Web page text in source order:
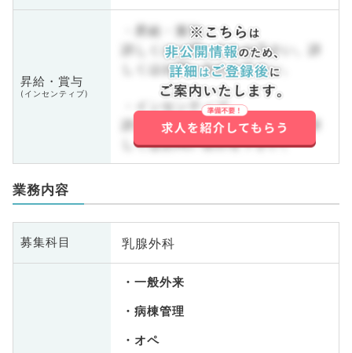
昇給・賞与
(インセンティブ)
・昇給・賞与
詳しくはお問い合わせ下さい。詳
しくはお問い合わせ下さい。
・インセンティブ
詳しくはお問い合わせ下さい。詳
しくはお問い合わせ下さい。
業務内容
募集科目 乳腺外科
一般外来
病棟管理
オペ